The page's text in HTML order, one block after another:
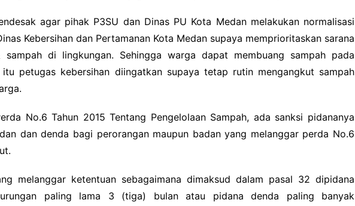
agar pihak P3SU dan Dinas PU Kota Medan melakukan normalisasi
Kebersihan dan Pertamanan Kota Medan supaya memprioritaskan sarana
di lingkungan. Sehingga warga dapat membuang sampah pada
itu petugas kebersihan diingatkan supaya tetap rutin mengangkut sampah
No.6 Tahun 2015 Tentang Pengelolaan Sampah, ada sanksi pidananya
dan denda bagi perorangan maupun badan yang melanggar perda No.6
melanggar ketentuan sebagaimana dimaksud dalam pasal 32 dipidana
paling lama 3 (tiga) bulan atau pidana denda paling banyak